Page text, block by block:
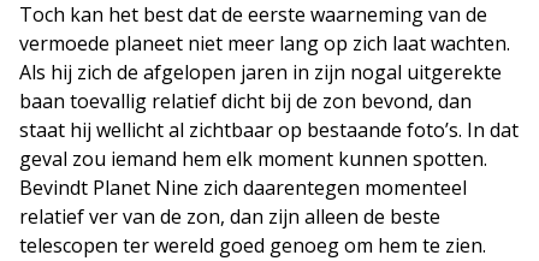
Toch kan het best dat de eerste waarneming van de
vermoede planeet niet meer lang op zich laat wachten.
Als hij zich de afgelopen jaren in zijn nogal uitgerekte
baan toevallig relatief dicht bij de zon bevond, dan
staat hij wellicht al zichtbaar op bestaande foto’s. In dat
geval zou iemand hem elk moment kunnen spotten.
Bevindt Planet Nine zich daarentegen momenteel
relatief ver van de zon, dan zijn alleen de beste
telescopen ter wereld goed genoeg om hem te zien.